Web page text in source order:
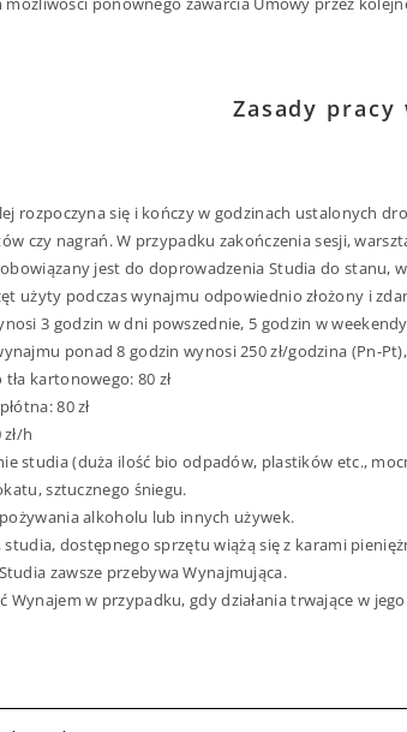
Zasady pracy
rozpoczyna się i kończy w godzinach ustalonych
czy nagrań. W przypadku zakończenia sesji,
jest do doprowadzenia Studia do stanu,
użyty podczas wynajmu odpowiednio złożony i
3 godzin w dni powszednie, 5 godzin w
ponad 8 godzin wynosi 250 zł/godzina (Pn-
kartonowego: 80 zł
80 zł
h
studia (duża ilość bio odpadów, plastików etc.,
sztucznego śniegu.
alkoholu lub innych używek.
studia, dostępnego sprzętu wiążą się z karami
zawsze przebywa Wynajmująca.
Wynajem w przypadku, gdy działania trwające w